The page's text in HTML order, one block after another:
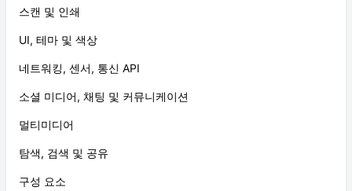
스캔 및 인쇄
UI, 테마 및 색상
네트워킹, 센서, 통신 API
소셜 미디어, 채팅 및 커뮤니케이션
멀티미디어
탐색, 검색 및 공유
구성 요소